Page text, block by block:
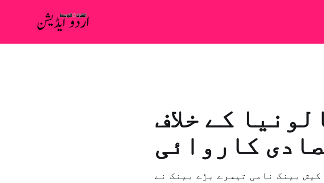
کے خلاف
کاروائی
کیش بینک نامی تیسرے بڑے بینک نے